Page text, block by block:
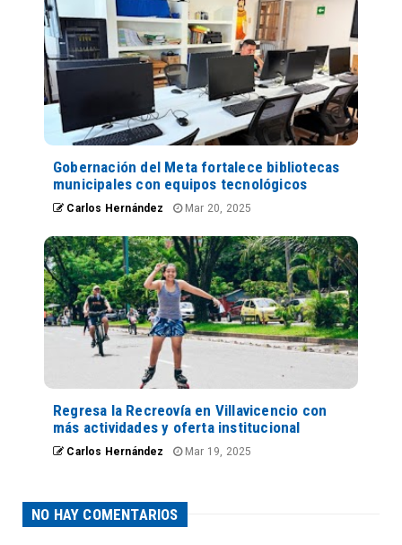
Gobernación del Meta fortalece bibliotecas
municipales con equipos tecnológicos
Carlos Hernández Mar 20, 2025
Regresa la Recreovía en Villavicencio con
más actividades y oferta institucional
Carlos Hernández Mar 19, 2025
NO HAY COMENTARIOS